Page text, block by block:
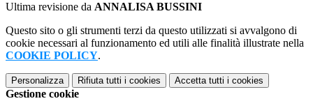
Ultima revisione da ANNALISA BUSSINI
Questo sito o gli strumenti terzi da questo utilizzati si avvalgono di
cookie necessari al funzionamento ed utili alle finalità illustrate nella
COOKIE POLICY.
Personalizza Rifiuta tutti i cookies Accetta tutti i cookies
Gestione cookie